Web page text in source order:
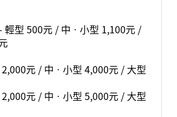
輕型 500元 / 中ㆍ小型 1,100元 /
元 / 中ㆍ小型 4,000元 / 大型
元 / 中ㆍ小型 5,000元 / 大型